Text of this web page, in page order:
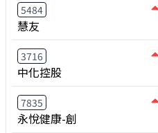
5484
慧友
3716
中化控股
7835
永悅健康-創